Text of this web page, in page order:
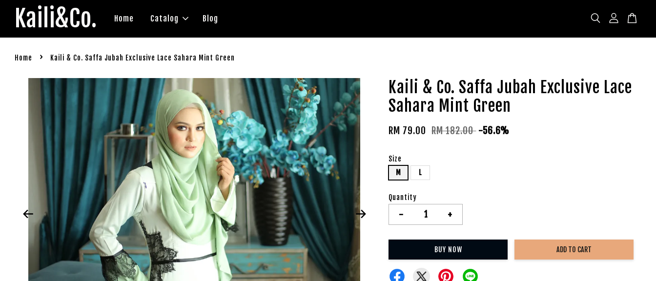
Kaili&Co. Home Catalog Blog
Home › Kaili & Co. Saffa Jubah Exclusive Lace Sahara Mint Green
Kaili & Co. Saffa Jubah Exclusive Lace
Sahara Mint Green
RM 79.00 RM 182.00 -56.6%
Size
M
L
Quantity
- +
BUY NOW ADD TO CART